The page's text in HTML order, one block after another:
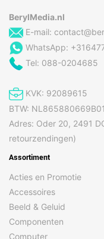
BerylMedia.nl
E-mail:
WhatsApp:
Tel: 088-0204685
KVK: 92089615
BTW: NL865880669B01
Adres: Oder 20, 2491
retourzendingen)
Assortiment
Acties en Promotie
Accessoires
Beeld & Geluid
Componenten
Computer